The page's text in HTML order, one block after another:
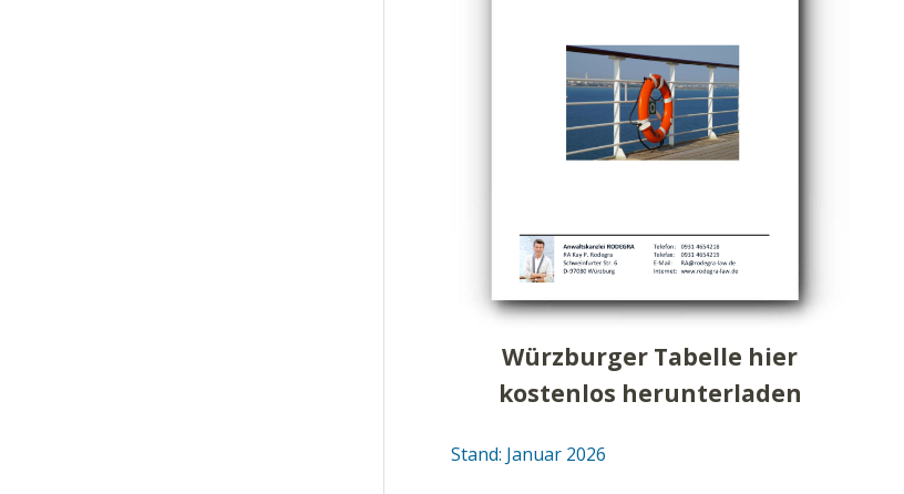
Würzburger Tabelle hier
kostenlos herunterladen
Stand: Januar 2026